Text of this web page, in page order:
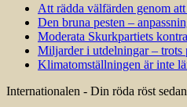
Att rädda välfärden genom
Den bruna pesten –
Moderata Skurkpartiets
Miljarder i utdelningar – trots
Klimatomställningen är inte
Internationalen - Din röda röst